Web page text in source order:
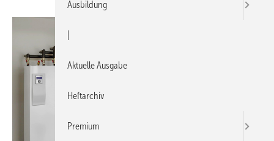
Ausbildung
Aktuelle Ausgabe
Heftarchiv
Premium